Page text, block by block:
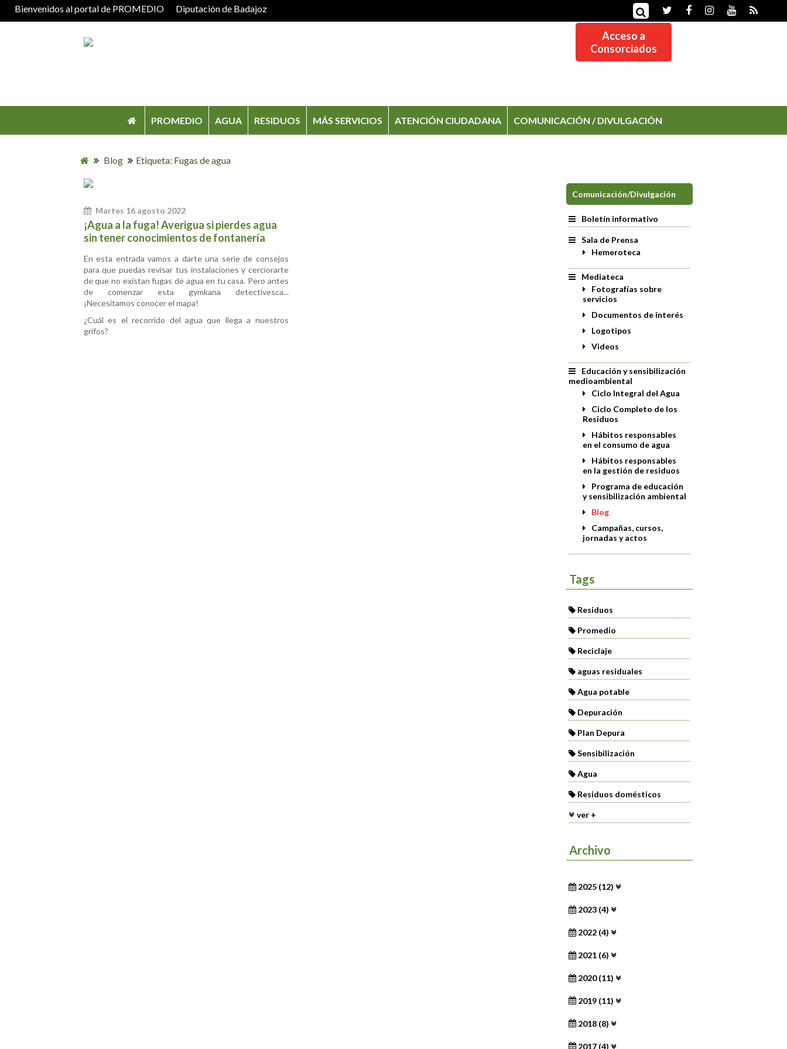
Bienvenidos al portal de PROMEDIO Diputación de Badajoz
Acceso a
Consorciados
PROMEDIO AGUA RESIDUOS MÁS SERVICIOS ATENCIÓN CIUDADANA COMUNICACIÓN / DIVULGACIÓN
Blog Etiqueta: Fugas de agua
Martes 16 agosto 2022
¡Agua a la fuga! Averigua si pierdes agua
sin tener conocimientos de fontanería
En esta entrada vamos a darte una serie de consejos
para que puedas revisar tus instalaciones y cerciorarte
de que no existan fugas de agua en tu casa. Pero antes
de comenzar esta gymkana detectivesca...
¡Necesitamos conocer el mapa!
¿Cuál es el recorrido del agua que llega a nuestros
grifos?
Comunicación/Divulgación
Boletín informativo
Sala de Prensa
Hemeroteca
Mediateca
Fotografías sobre
servicios
Documentos de interés
Logotipos
Videos
Educación y sensibilización
medioambiental
Ciclo Integral del Agua
Ciclo Completo de los
Residuos
Hábitos responsables
en el consumo de agua
Hábitos responsables
en la gestión de residuos
Programa de educación
y sensibilización ambiental
Blog
Campañas, cursos,
jornadas y actos
Tags
Residuos
Promedio
Reciclaje
aguas residuales
Agua potable
Depuración
Plan Depura
Sensibilización
Agua
Residuos domésticos
ver +
Archivo
2025 (12)
2023 (4)
2022 (4)
2021 (6)
2020 (11)
2019 (11)
2018 (8)
2017 (4)